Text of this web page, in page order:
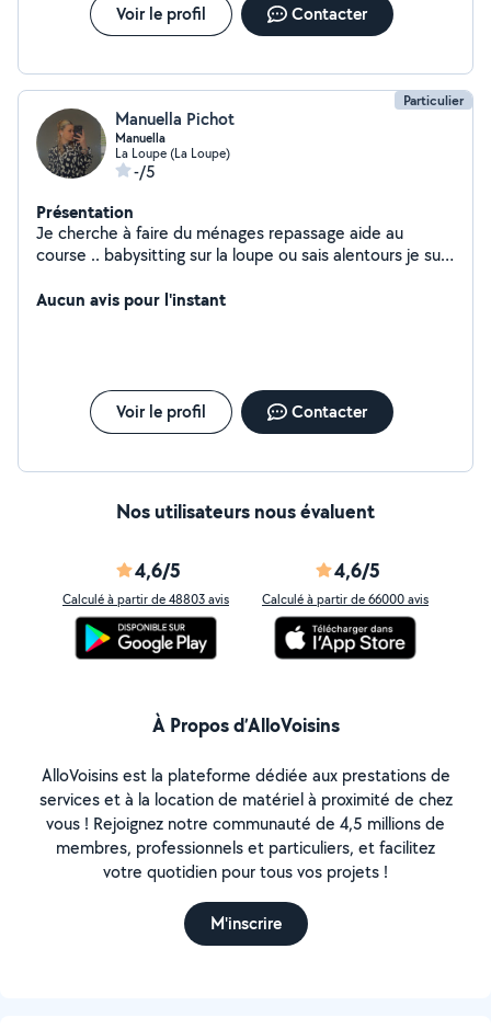
Voir le profil Contacter
Particulier
Manuella Pichot
Manuella
La Loupe (La Loupe)
-/5
Présentation
Je cherche à faire du ménages repassage aide au
course .. babysitting sur la loupe ou sais alentours je suis
handicapée et tout se passe très bien
Aucun avis pour l'instant
Voir le profil Contacter
Nos utilisateurs nous évaluent
4,6/5
Calculé à partir de 48803 avis
4,6/5
Calculé à partir de 66000 avis
À Propos d’AlloVoisins
AlloVoisins est la plateforme dédiée aux prestations de
services et à la location de matériel à proximité de chez
vous ! Rejoignez notre communauté de 4,5 millions de
membres, professionnels et particuliers, et facilitez
votre quotidien pour tous vos projets !
M'inscrire